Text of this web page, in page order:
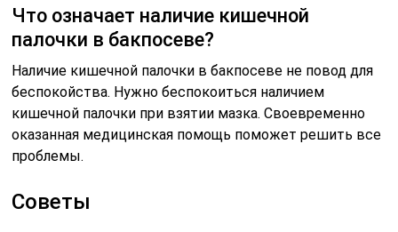
Что означает наличие кишечной
палочки в бакпосеве?
Наличие кишечной палочки в бакпосеве не повод для
беспокойства. Нужно беспокоиться наличием
кишечной палочки при взятии мазка. Своевременно
оказанная медицинская помощь поможет решить все
проблемы.
Советы